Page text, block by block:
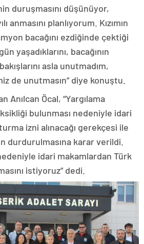
duruşmasını düşünüyor,
anmasını planlıyorum. Kızımın
bacağını ezdiğinde çektiği
yaşadıklarını, bacağının
asla unutmadım,
de unutmasın” diye konuştu.
Anılcan Öcal, “Yargılama
bulunması nedeniyle idari
izni alınacağı gerekçesi ile
durdurulmasına karar verildi.
idari makamlardan Türk
istiyoruz” dedi.